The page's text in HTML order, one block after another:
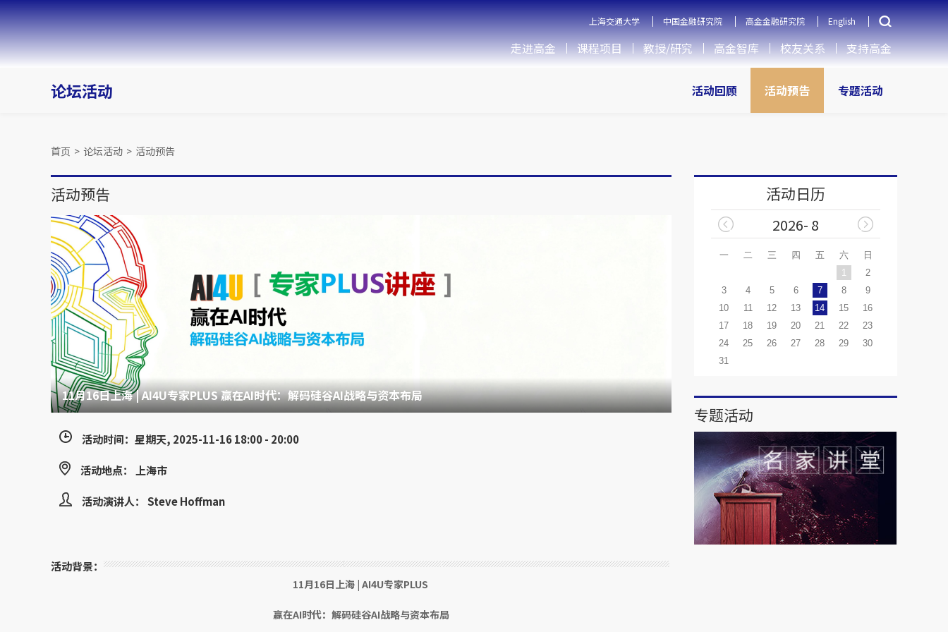
上海交通大学 中国金融研究院 高金金融研究院 English
走进高金 课程项目 教授/研究 高金智库 校友关系 支持高金
论坛活动 活动回顾 活动预告 专题活动
首页 > 论坛活动 > 活动预告
活动预告
11月16日上海 | AI4U专家PLUS 赢在AI时代：解码硅谷AI战略与资本布局
活动时间：星期天, 2025-11-16 18:00 - 20:00
活动地点： 上海市
活动演讲人： Steve Hoffman
活动背景：
11月16日上海 | AI4U专家PLUS
赢在AI时代：解码硅谷AI战略与资本布局
活动日历
2026- 8
一 二 三 四 五 六
日
1
2
3
4 5 6 7 8
9
10
11 12 13 14 15
16
17
18 19 20 21 22
23
24
25 26 27 28 29
30
31
专题活动